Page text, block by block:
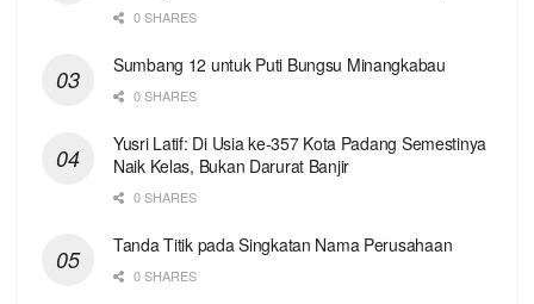
0 SHARES
Sumbang 12 untuk Puti Bungsu Minangkabau
0 SHARES
Yusri Latif: Di Usia ke-357 Kota Padang Semestinya
Naik Kelas, Bukan Darurat Banjir
0 SHARES
Tanda Titik pada Singkatan Nama Perusahaan
0 SHARES